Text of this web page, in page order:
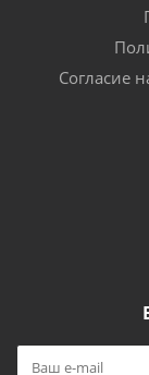
Согласие